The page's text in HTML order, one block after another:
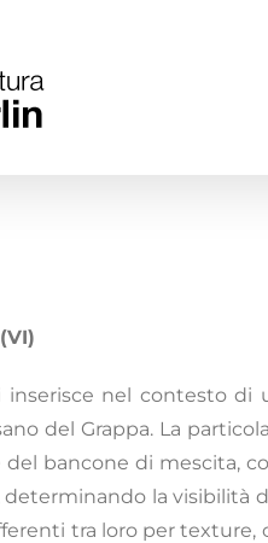
inserisce nel contesto
del Grappa. La
del bancone di mescita,
la visibilità
tra loro per texture,